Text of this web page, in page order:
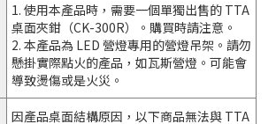
1. 使用本產品時，需要一個單獨出售的 TTA
桌面夾鉗（CK-300R）。購買時請注意。
2. 本產品為 LED 營燈專用的營燈吊架。請勿
懸掛實際點火的產品，如瓦斯營燈。可能會
導致燙傷或是火災。
因產品桌面結構原因，以下商品無法與 TTA